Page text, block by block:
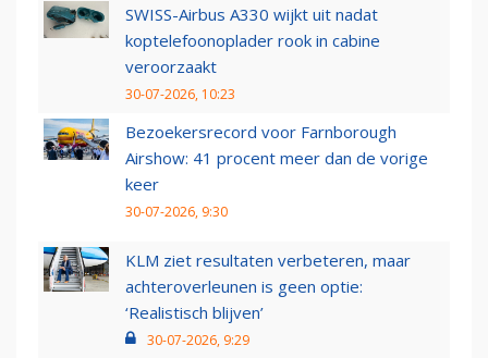
SWISS-Airbus A330 wijkt uit nadat
koptelefoonoplader rook in cabine
veroorzaakt
30-07-2026, 10:23
Bezoekersrecord voor Farnborough
Airshow: 41 procent meer dan de vorige
keer
30-07-2026, 9:30
KLM ziet resultaten verbeteren, maar
achteroverleunen is geen optie:
‘Realistisch blijven’
30-07-2026, 9:29